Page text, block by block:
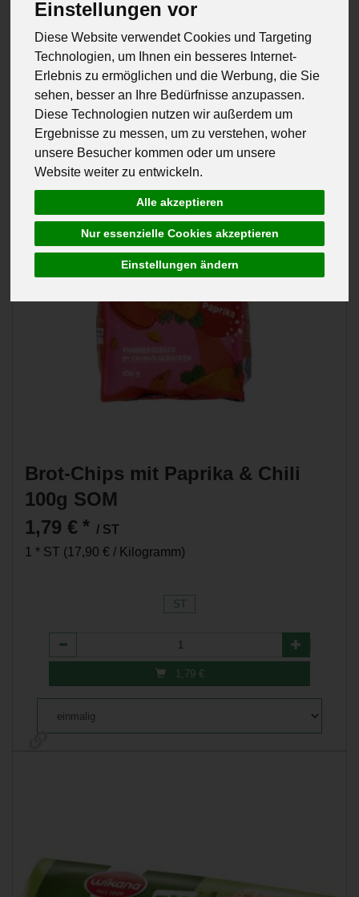
Einstellungen vor
Diese Website verwendet Cookies und Targeting
Technologien, um Ihnen ein besseres Internet-
Erlebnis zu ermöglichen und die Werbung, die Sie
sehen, besser an Ihre Bedürfnisse anzupassen.
Diese Technologien nutzen wir außerdem um
Ergebnisse zu messen, um zu verstehen, woher
unsere Besucher kommen oder um unsere
Website weiter zu entwickeln.
Alle akzeptieren
Nur essenzielle Cookies akzeptieren
Einstellungen ändern
Merkmale
Brot-Chips mit Paprika & Chili
100g SOM
1,79 € * / ST
1 * ST (17,90 € / Kilogramm)
ST
Anzahl
1,79 €